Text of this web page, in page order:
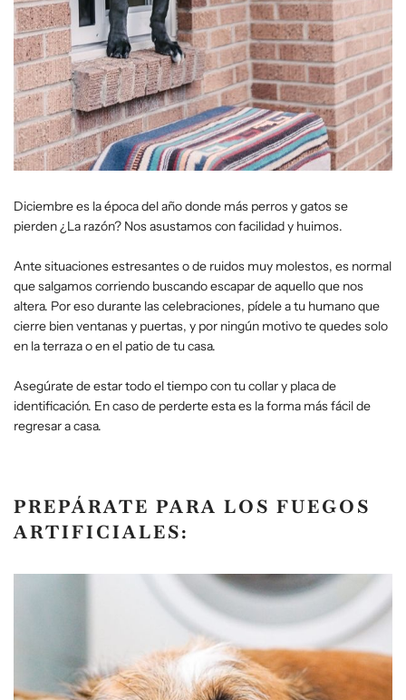
Diciembre es la época del año donde más perros y gatos se
pierden ¿La razón? Nos asustamos con facilidad y huimos.
Ante situaciones estresantes o de ruidos muy molestos, es normal
que salgamos corriendo buscando escapar de aquello que nos
altera. Por eso durante las celebraciones, pídele a tu humano que
cierre bien ventanas y puertas, y por ningún motivo te quedes solo
en la terraza o en el patio de tu casa.
Asegúrate de estar todo el tiempo con tu collar y placa de
identificación. En caso de perderte esta es la forma más fácil de
regresar a casa.
PREPÁRATE PARA LOS FUEGOS
ARTIFICIALES: